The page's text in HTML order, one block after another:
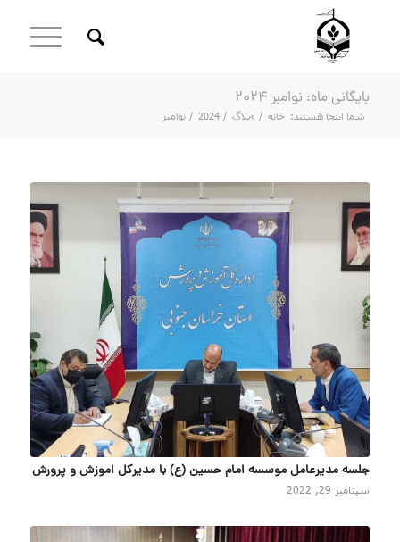
بایگانی ماه: نوامبر 2024
شما اینجا هستید: خانه / وبلاگ /
2024
/ نوامبر
جلسه مدیرعامل موسسه امام حسین (ع) با مدیرکل اموزش و پرورش
سپتامبر 29, 2022